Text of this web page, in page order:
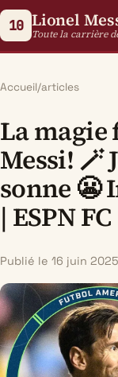
10 Lionel
Toute la carrière
Accueil/articles
La magie
Messi! 🪄
sonne 😬
| ESPN FC
Publié le 16 juin 2025